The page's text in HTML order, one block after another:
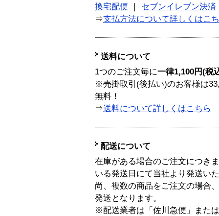
換宅配便
セブンイレブン決済
⇒支払方法について詳しくはこ
送料について
1つのご注文毎に一律1,100円(税
※売掛取引(後払い)のお客様は
無料！
⇒送料について詳しくはこちら
配送について
在庫がある場合のご注文につき
いる発送日にて当社より発送い
尚、複数の商品をご注文の場合
発送となります。
※配送業者は「佐川急便」また